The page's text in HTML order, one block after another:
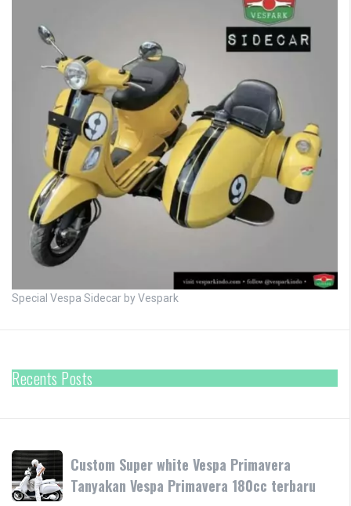
Special Vespa Sidecar by Vespark
Recents Posts
Custom
Super
white
Custom Super white Vespa Primavera
Tanyakan Vespa Primavera 180cc terbaru